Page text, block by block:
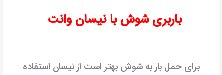
باربری شوش با نیسان وانت
برای حمل بار به شوش بهتر است از نیسان استفاده